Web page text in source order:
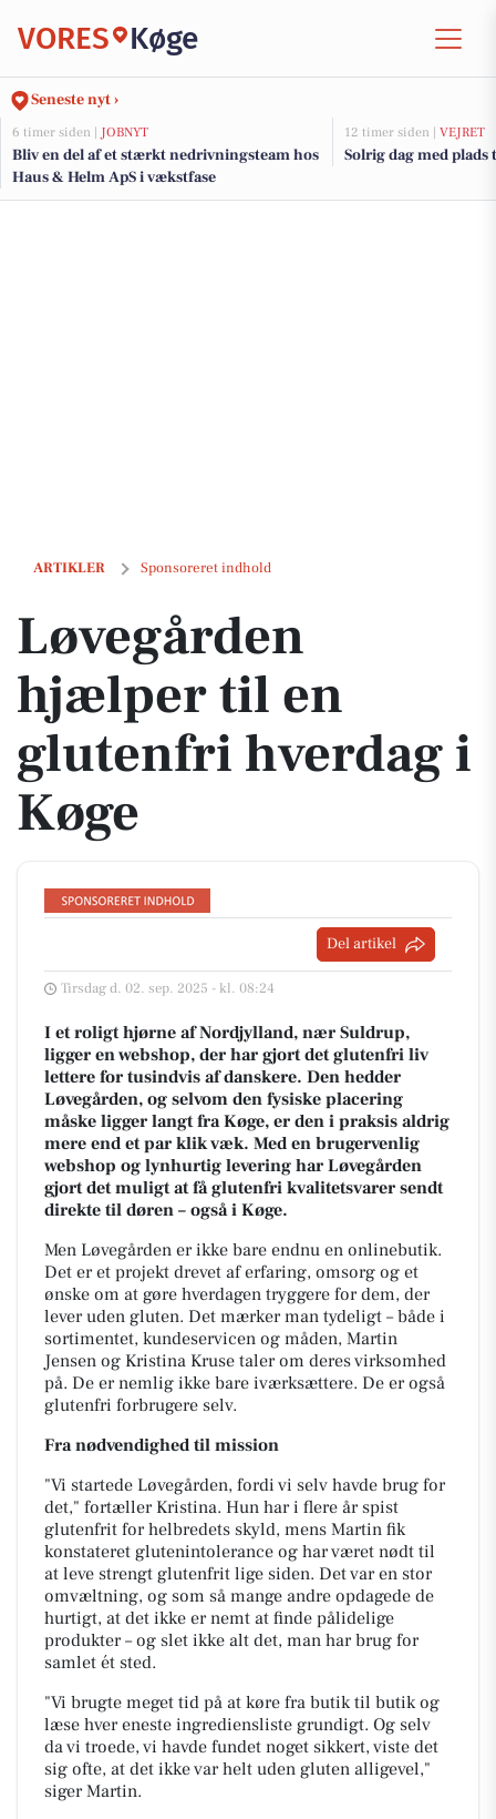
VORES Køge
Seneste nyt ›
6 timer siden | JOBNYT
Bliv en del af et stærkt nedrivningsteam hos
Haus & Helm ApS i vækstfase
12 timer siden | VEJRET
Solrig dag med
ARTIKLER Sponsoreret indhold
Løvegården hjælper til en glutenfri hverdag i Køge
Løvegården
hjælper til en
glutenfri hverdag i
Køge
Del artikel
Tirsdag d. 02. sep. 2025 - kl. 08:24
I et roligt hjørne af Nordjylland, nær Suldrup,
ligger en webshop, der har gjort det glutenfri liv
lettere for tusindvis af danskere. Den hedder
Løvegården, og selvom den fysiske placering
måske ligger langt fra Køge, er den i praksis aldrig
mere end et par klik væk. Med en brugervenlig
webshop og lynhurtig levering har Løvegården
gjort det muligt at få glutenfri kvalitetsvarer sendt
direkte til døren – også i Køge.
Men Løvegården er ikke bare endnu en onlinebutik.
Det er et projekt drevet af erfaring, omsorg og et
ønske om at gøre hverdagen tryggere for dem, der
lever uden gluten. Det mærker man tydeligt – både i
sortimentet, kundeservicen og måden, Martin
Jensen og Kristina Kruse taler om deres virksomhed
på. De er nemlig ikke bare iværksættere. De er også
glutenfri forbrugere selv.
Fra nødvendighed til mission
"Vi startede Løvegården, fordi vi selv havde brug for
det," fortæller Kristina. Hun har i flere år spist
glutenfrit for helbredets skyld, mens Martin fik
konstateret glutenintolerance og har været nødt til
at leve strengt glutenfrit lige siden. Det var en stor
omvæltning, og som så mange andre opdagede de
hurtigt, at det ikke er nemt at finde pålidelige
produkter – og slet ikke alt det, man har brug for
samlet ét sted.
"Vi brugte meget tid på at køre fra butik til butik og
læse hver eneste ingrediensliste grundigt. Og selv
da vi troede, vi havde fundet noget sikkert, viste det
sig ofte, at det ikke var helt uden gluten alligevel,"
siger Martin.